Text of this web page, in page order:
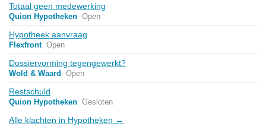
Totaal geen medewerking
Quion Hypotheken Open
Hypotheek aanvraag
Flexfront Open
Dossiervorming tegengewerkt?
Wold & Waard Open
Restschuld
Quion Hypotheken Gesloten
Alle klachten in Hypotheken →